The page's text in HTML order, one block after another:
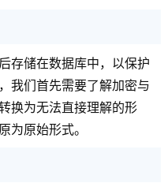
存储在数据库中，以保护
我们首先需要了解加密与
换为无法直接理解的形
为原始形式。